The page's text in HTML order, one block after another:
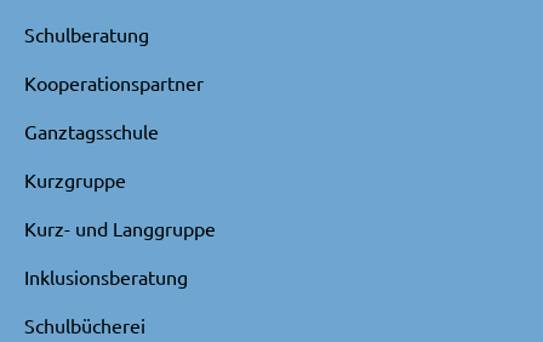
Schulberatung
Kooperationspartner
Ganztagsschule
Kurzgruppe
Kurz- und Langgruppe
Inklusionsberatung
Schulbücherei